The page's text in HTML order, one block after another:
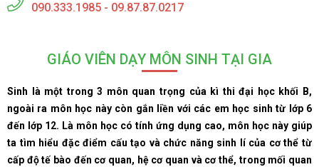
090.333.1985 - 09.87.87.0217
GIÁO VIÊN DẠY MÔN SINH TẠI GIA
Sinh là một trong 3 môn quan trọng của kì thi đại học khối B,
ngoài ra môn học này còn gắn liền với các em học sinh từ lớp 6
đến lớp 12. Là môn học có tính ứng dụng cao, môn học này giúp
ta tìm hiểu đặc điểm cấu tạo và chức năng sinh lí của cơ thể từ
cấp độ tế bào đến cơ quan, hệ cơ quan và cơ thể, trong mối quan